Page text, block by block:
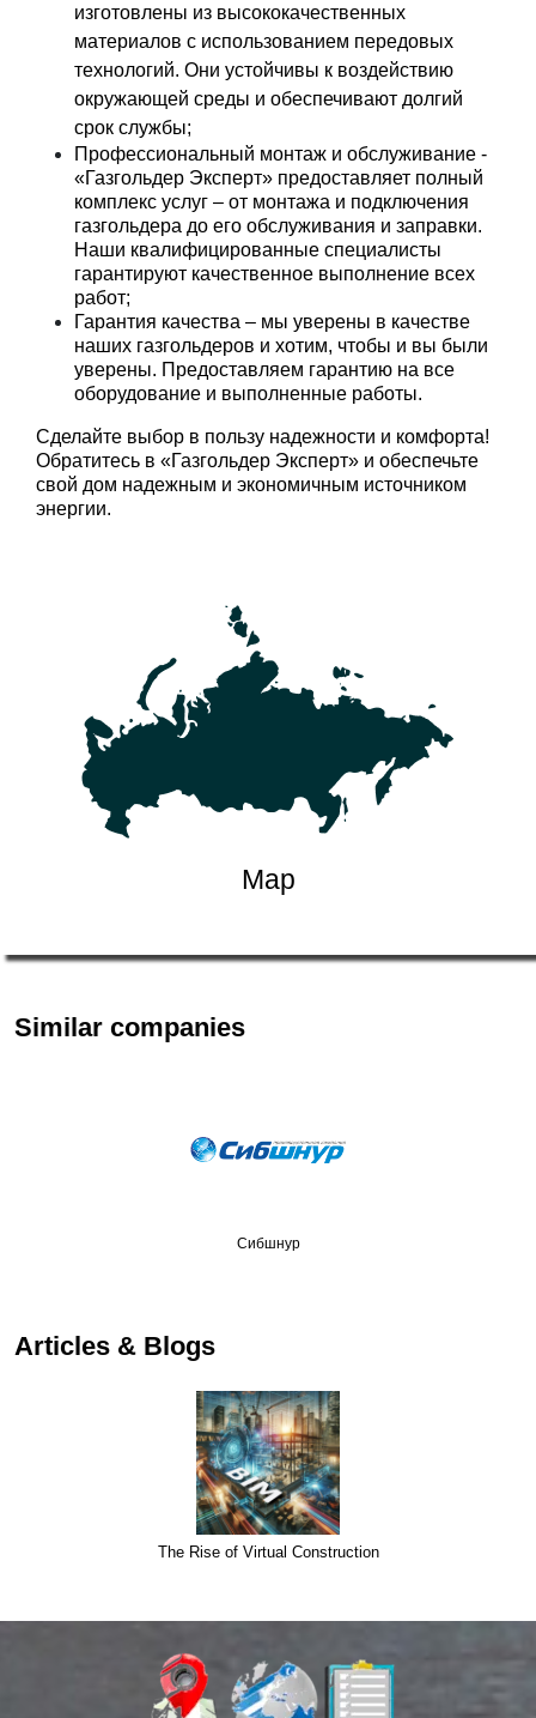
изготовлены из высококачественных
материалов с использованием передовых
технологий. Они устойчивы к воздействию
окружающей среды и обеспечивают долгий
срок службы;
Профессиональный монтаж и обслуживание -
«Газгольдер Эксперт» предоставляет полный
комплекс услуг – от монтажа и подключения
газгольдера до его обслуживания и заправки.
Наши квалифицированные специалисты
гарантируют качественное выполнение всех
работ;
Гарантия качества – мы уверены в качестве
наших газгольдеров и хотим, чтобы и вы были
уверены. Предоставляем гарантию на все
оборудование и выполненные работы.
Сделайте выбор в пользу надежности и комфорта!
Обратитесь в «Газгольдер Эксперт» и обеспечьте
свой дом надежным и экономичным источником
энергии.
Map
Similar companies
Сибшнур
Articles & Blogs
The Rise of Virtual Construction